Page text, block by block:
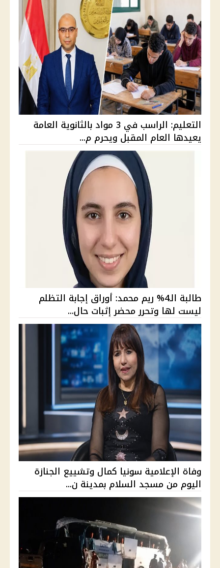
التعليم: الراسب في 3 مواد بالثانوية العامة
يعيدها العام المقبل ويحرم م...
طالبة الـ4% ريم محمد: أوراق إجابة التظلم
ليست لها وتحرر محضر إثبات حال...
وفاة الإعلامية سونيا كمال وتشييع الجنازة
اليوم من مسجد السلام بمدينة ن...